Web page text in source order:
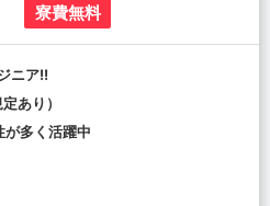
寮費無料
ニア!!
あり）
多く活躍中